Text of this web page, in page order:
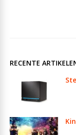
RECENTE